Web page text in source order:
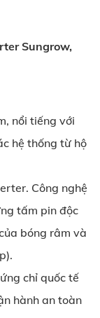
Sungrow,
nổi tiếng với
hệ thống từ hộ
Công nghệ
tấm pin độc
bóng râm và
chỉ quốc tế
hành an toàn